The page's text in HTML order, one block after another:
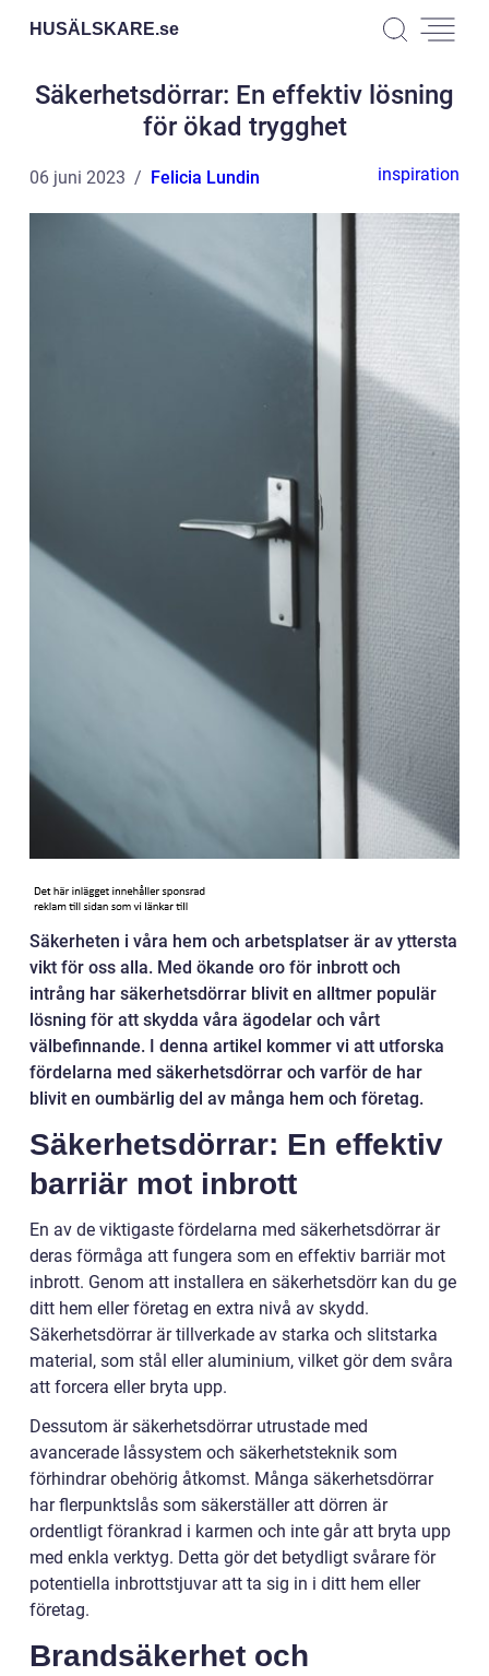
HUSÄLSKARE.se
Säkerhetsdörrar: En effektiv lösning
för ökad trygghet
06 juni 2023 Felicia Lundin inspiration
Säkerheten i våra hem och arbetsplatser är av yttersta
vikt för oss alla. Med ökande oro för inbrott och
intrång har säkerhetsdörrar blivit en alltmer populär
lösning för att skydda våra ägodelar och vårt
välbefinnande. I denna artikel kommer vi att utforska
fördelarna med säkerhetsdörrar och varför de har
blivit en oumbärlig del av många hem och företag.
Säkerhetsdörrar: En effektiv
barriär mot inbrott
En av de viktigaste fördelarna med säkerhetsdörrar är
deras förmåga att fungera som en effektiv barriär mot
inbrott. Genom att installera en säkerhetsdörr kan du ge
ditt hem eller företag en extra nivå av skydd.
Säkerhetsdörrar är tillverkade av starka och slitstarka
material, som stål eller aluminium, vilket gör dem svåra
att forcera eller bryta upp.
Dessutom är säkerhetsdörrar utrustade med
avancerade låssystem och säkerhetsteknik som
förhindrar obehörig åtkomst. Många säkerhetsdörrar
har flerpunktslås som säkerställer att dörren är
ordentligt förankrad i karmen och inte går att bryta upp
med enkla verktyg. Detta gör det betydligt svårare för
potentiella inbrottstjuvar att ta sig in i ditt hem eller
företag.
Brandsäkerhet och